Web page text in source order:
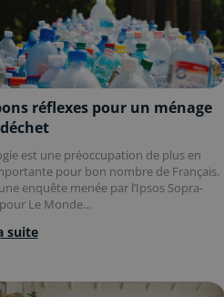
réflexes pour un ménage
est une préoccupation de plus en
pour bon nombre de Français.
enquête menée par l’Ipsos Sopra-
Le Monde...
suite